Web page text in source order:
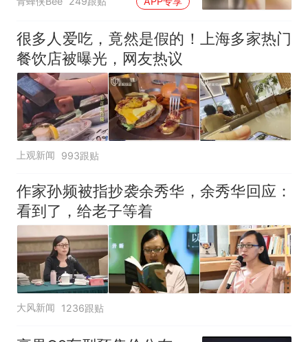
很多人爱吃，竟然是假的！上海多家热门
餐饮店被曝光，网友热议
上观新闻 993跟贴
作家孙频被指抄袭余秀华，余秀华回应：
看到了，给老子等着
大风新闻 1236跟贴